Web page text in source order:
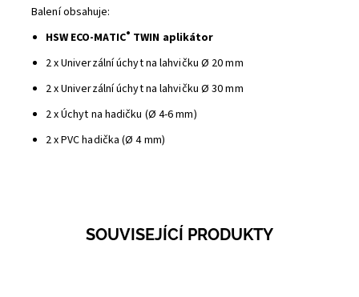
Balení obsahuje:
HSW ECO-MATIC® TWIN aplikátor
2 x Univerzální úchyt na lahvičku Ø 20 mm
2 x Univerzální úchyt na lahvičku Ø 30 mm
2 x Úchyt na hadičku (Ø 4-6 mm)
2 x PVC hadička (Ø 4 mm)
SOUVISEJÍCÍ PRODUKTY